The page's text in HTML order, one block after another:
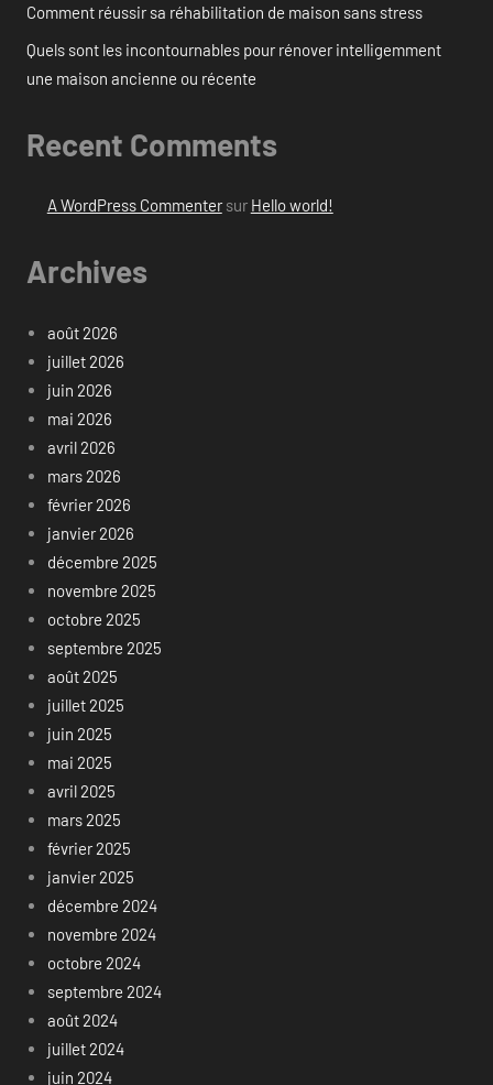
Comment réussir sa réhabilitation de maison sans stress
Quels sont les incontournables pour rénover intelligemment
une maison ancienne ou récente
Recent Comments
A WordPress Commentersur Hello world!
Archives
août 2026
juillet 2026
juin 2026
mai 2026
avril 2026
mars 2026
février 2026
janvier 2026
décembre 2025
novembre 2025
octobre 2025
septembre 2025
août 2025
juillet 2025
juin 2025
mai 2025
avril 2025
mars 2025
février 2025
janvier 2025
décembre 2024
novembre 2024
octobre 2024
septembre 2024
août 2024
juillet 2024
juin 2024